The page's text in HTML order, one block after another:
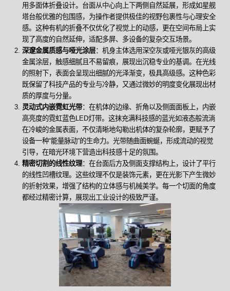
用多面体折叠设计。台面从中心向上下两侧自然延展，形成如星舰
塔台般优雅的包围感，为操作者提供极佳的视野包裹性与心理安全
感。这种有机的折叠不仅优化了视觉上的动感，更在空间布局上实
现了高度的自然延伸，适配多屏、多设备的复杂交互场景。
深邃金属质感与哑光涂层：机身主体选用深空灰或哑光银灰的高级
金属涂层，触感细腻且不易留痕，展现出沉稳专业的基调。在光线
的照射下，表面会呈现出细腻的光泽渐变，极具高级感。这种色彩
既保留了科技产品的专业与冷静，又通过微妙的明度变化展现出材
质的厚度与分量。
灵动式内嵌霓虹光带：在机体的边缘、折角以及侧面面板上，内嵌
高亮度的霓虹蓝色LED灯带。这抹充满科技感的蓝光如液态般流淌
在冷峻的金属表面，不仅清晰地勾勒出机体的复杂轮廓，更赋予了
设备一种“能量脉动”的生命力。光带随曲面蜿蜒，形成流动的视觉
引导，在暗光环境下营造出科技感十足的氛围。
精密切割的线性纹理：在台面后方及侧面支撑结构上，设计了平行
的线性凹槽纹理。这些纹理不仅是装饰元素，更在光影下产生微妙
的折射效果，增强了结构的立体感与机械美学。每一个切面的角度
都经过精密计算，展现出工业设计的极致严谨。